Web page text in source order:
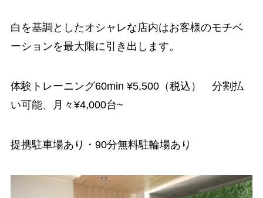
白を基調としたオシャレな店内はお客様のモチベ
ーションを最大限に引き出します。
体験トレーニング60min ¥5,500（税込） 分割払
い可能、月々¥4,000台~
提携駐車場あり・90分無料駐輪場あり